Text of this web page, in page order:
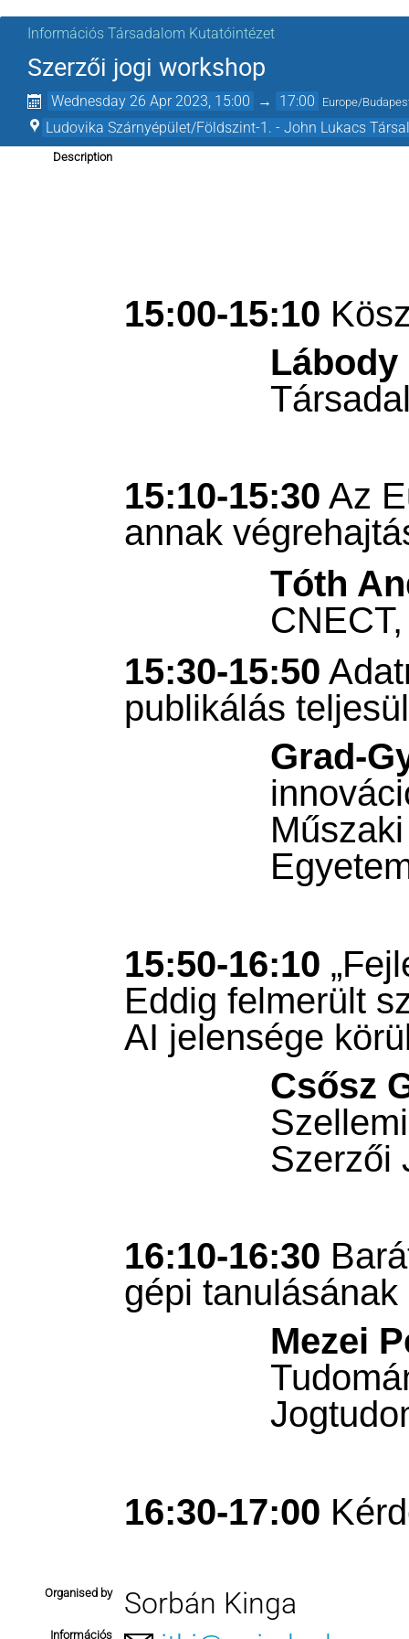
Információs Társadalom Kutatóintézet
Szerzői jogi workshop
Wednesday 26 Apr 2023, 15:00 → 17:00 Europe/
Ludovika Szárnyépület/Földszint-1. - John Lukacs
Description
15:00-15:10
Lábody
15:10-15:30 Az
annak
Tóth
15:30-15:50
publikálás
Grad-
15:50-16:10
Eddig felmerült
AI jelensége
Csősz
Szerzői
16:10-16:30
gépi
Mezei
16:30-17:00
Organised by Sorbán Kinga
Információs